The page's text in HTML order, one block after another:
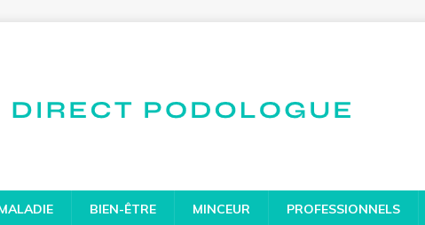
BIEN-ÊTRE MINCEUR PROFESSIONNELS